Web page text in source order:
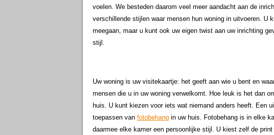
voelen. We besteden daarom veel meer aandacht aan de
verschillende stijlen waar mensen hun woning in uitvoeren. U
meegaan, maar u kunt ook uw eigen twist aan uw inrichting
stijl.
Uw woning is uw visitekaartje: het geeft aan wie u bent en
mensen die u in uw woning verwelkomt. Hoe leuk is het dan
huis. U kunt kiezen voor iets wat niemand anders heeft. Een
toepassen van fotobehang in uw huis. Fotobehang is in elke
daarmee elke kamer een persoonlijke stijl. U kiest zelf de